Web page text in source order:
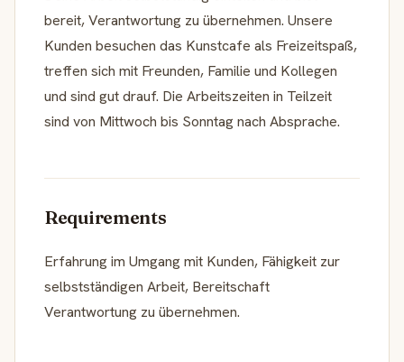
bereit, Verantwortung zu übernehmen. Unsere
Kunden besuchen das Kunstcafe als Freizeitspaß,
treffen sich mit Freunden, Familie und Kollegen
und sind gut drauf. Die Arbeitszeiten in Teilzeit
sind von Mittwoch bis Sonntag nach Absprache.
Requirements
Erfahrung im Umgang mit Kunden, Fähigkeit zur
selbstständigen Arbeit, Bereitschaft
Verantwortung zu übernehmen.